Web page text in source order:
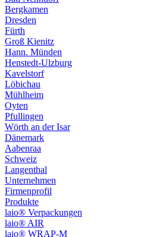
Bergkamen
Dresden
Fürth
Groß Kienitz
Hann. Münden
Henstedt-Ulzburg
Kavelstorf
Löbichau
Mühlheim
Oyten
Pfullingen
Wörth an der Isar
Dänemark
Aabenraa
Schweiz
Langenthal
Unternehmen
Firmenprofil
Produkte
laio® Verpackungen
laio® AIR
laio® WRAP-M